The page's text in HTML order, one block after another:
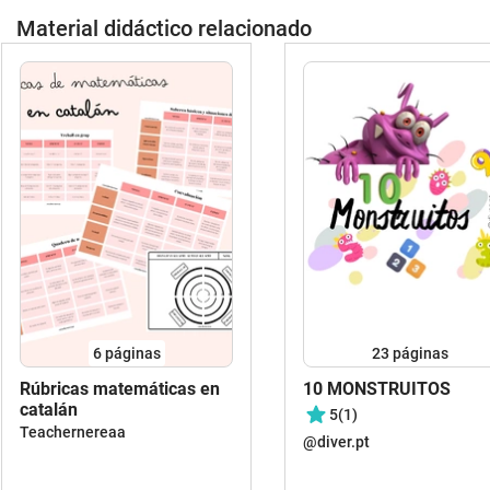
Material didáctico relacionado
6páginas
Rúbricas matemáticas en
catalán
Teachernereaa
23 páginas
10 MONSTRUITOS
5(1)
@diver.pt